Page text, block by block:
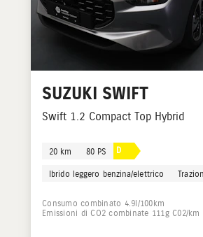
SUZUKI SWIFT
Swift 1.2 Compact Top Hybrid
20 km 80 PS D
Ibrido leggero benzina/elettrico
Consumo combinato 4.9l/100km
Emissioni di CO2 combinate 111g C02/km